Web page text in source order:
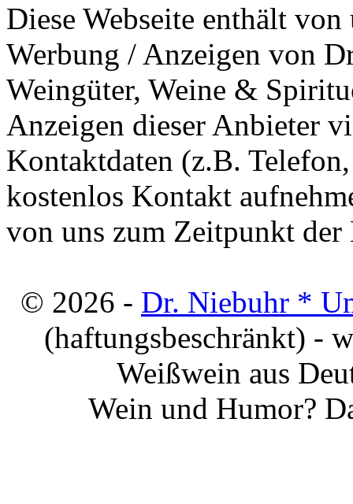
Diese Webseite enthält
Werbung / Anzeigen von
Weingüter, Weine &
Anzeigen dieser Anbieter
Kontaktdaten (z.B.
kostenlos Kontakt
von uns zum Zeitpunkt
© 2026 - Dr. Niebuhr *
(haftungsbeschränkt) -
Weißwein aus
Wein und Humor?